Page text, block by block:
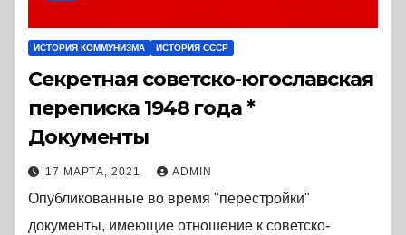
ИСТОРИЯ КОММУНИЗМА ИСТОРИЯ СССР
Секретная советско-югославская
переписка 1948 года *
Документы
17 МАРТА, 2021 ADMIN
Опубликованные во время "перестройки"
документы, имеющие отношение к советско-